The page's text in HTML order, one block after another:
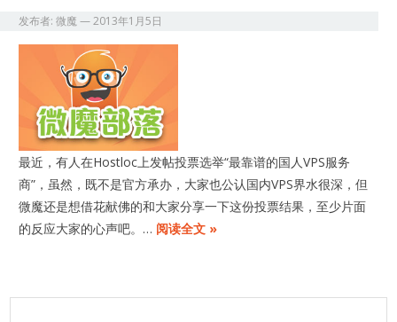
发布者:微魔—2013年1月5日
最近，有人在Hostloc上发帖投票选举“最靠谱的国人VPS服务
商”，虽然，既不是官方承办，大家也公认国内VPS界水很深，但
微魔还是想借花献佛的和大家分享一下这份投票结果，至少片面
的反应大家的心声吧。… 阅读全文 »